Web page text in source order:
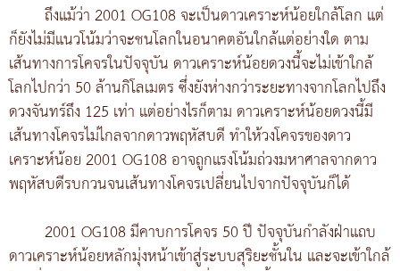
ถึงแม้ว่า 2001 OG108 จะเป็นดาวเคราะห์น้อยใกล้โลก แต่
ก็ยังไม่มีแนวโน้มว่าจะชนโลกในอนาคตอันใกล้แต่อย่างใด ตาม
เส้นทางการโคจรในปัจจุบัน ดาวเคราะห์น้อยดวงนี้จะไม่เข้าใกล้
โลกไปกว่า 50 ล้านกิโลเมตร ซึ่งยังห่างกว่าระยะทางจากโลกไปถึง
ดวงจันทร์ถึง 125 เท่า แต่อย่างไรก็ตาม ดาวเคราะห์น้อยดวงนี้มี
เส้นทางโคจรไม่ไกลจากดาวพฤหัสบดี ทำให้วงโคจรของดาว
เคราะห์น้อย 2001 OG108 อาจถูกแรงโน้มถ่วงมหาศาลจากดาว
พฤหัสบดีรบกวนจนเส้นทางโคจรเปลี่ยนไปจากปัจจุบันก็ได้
2001 OG108 มีคาบการโคจร 50 ปี ปัจจุบันกำลังฝ่าแถบ
ดาวเคราะห์น้อยหลักมุ่งหน้าเข้าสู่ระบบสุริยะชั้นใน และจะเข้าใกล้